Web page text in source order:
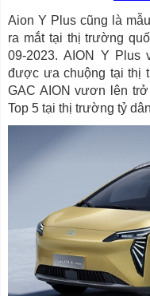
Aion Y Plus cũng là
ra mắt tại thị trường
09-2023. AION Y Plus
được ưa chuộng tại thị
GAC AION vươn lên
Top 5 tại thị trường tỷ